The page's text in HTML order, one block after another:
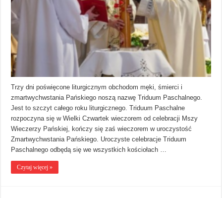
Trzy dni poświęcone liturgicznym obchodom męki, śmierci i
zmartwychwstania Pańskiego noszą nazwę Triduum Paschalnego.
Jest to szczyt całego roku liturgicznego. Triduum Paschalne
rozpoczyna się w Wielki Czwartek wieczorem od celebracji Mszy
Wieczerzy Pańskiej, kończy się zaś wieczorem w uroczystość
Zmartwychwstania Pańskiego. Uroczyste celebracje Triduum
Paschalnego odbędą się we wszystkich kościołach …
Czytaj więcej »